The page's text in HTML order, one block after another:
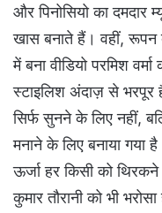
और पिनोसियो का
खास बनाते हैं। वहीं, रूपन
में बना वीडियो परमिश
स्टाइलिश अंदाज़ से भरपूर
सिर्फ सुनने के लिए नहीं,
मनाने के लिए बनाया गया
ऊर्जा हर किसी को
कुमार तौरानी को भी